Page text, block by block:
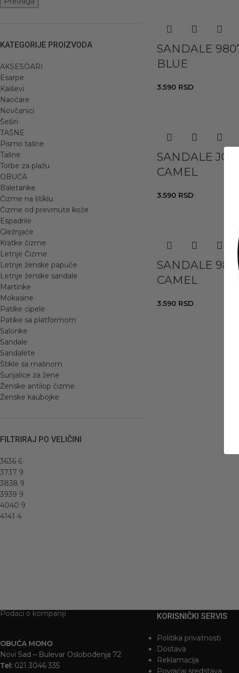
KATEGORIJE PROIZVODA
AKSESOARI
Esarpe
Kaiševi
Naočare
Novčanici
Šeširi
TAŠNE
Pismo tašne
Tašne
Torbe za plažu
OBUĆA
Baletanke
Čizme na štiklu
Čizme od prevrnute kože
Espadrile
Gležnjače
Kratke čizme
Letnje Čizme
Letnje ženske papuče
Letnje ženske sandale
Martinke
Mokasine
Patike cipele
Patike sa platformom
Salonke
Sandale
Sandalete
Štikle sa mašnom
Šunjalice za žene
Ženske antilop čizme
Ženske kaubojke
FILTRIRAJ PO VELIČINI
3636 6
3737 9
3838 9
3939 9
4040 9
4141 4
SANDALE
BLUE
3.590 RSD
SANDALE
CAMEL
3.590 RSD
SANDALE
CAMEL
3.590 RSD
Podaci o kompaniji
OBUĆA MONO
Novi Sad – Bulevar Oslobođenja 72
Tel: 021 3046 335
KORISNIČKI SERVIS
Politika privatnosti
Dostava
Reklamacija
Povraćaj sredstava